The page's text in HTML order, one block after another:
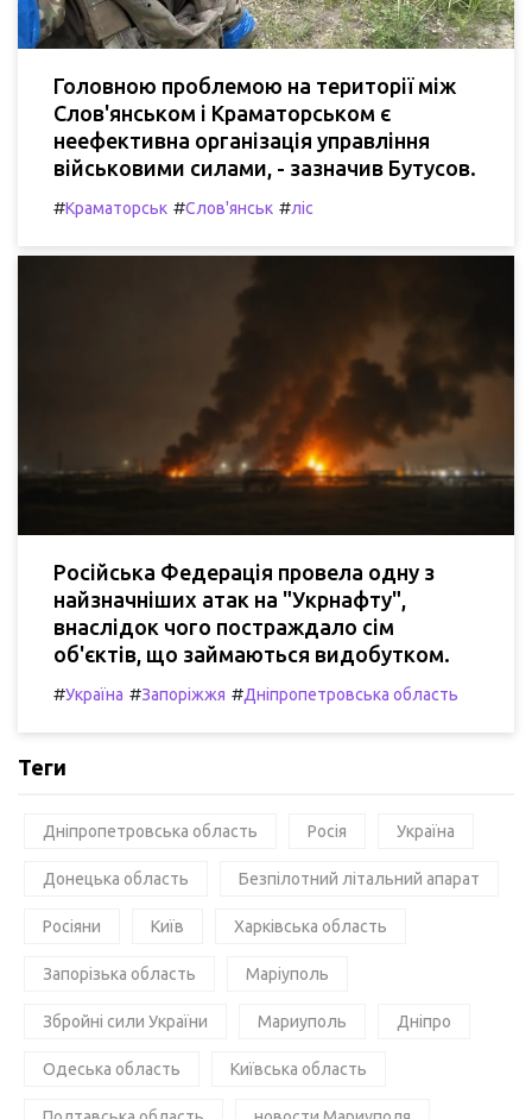
Головною проблемою на території між
Слов'янськом і Краматорськом є
неефективна організація управління
військовими силами, - зазначив Бутусов.
#Краматорськ #Слов'янськ #ліс
Російська Федерація провела одну з
найзначніших атак на "Укрнафту",
внаслідок чого постраждало сім
об'єктів, що займаються видобутком.
#Україна #Запоріжжя #Дніпропетровська область
Теги
Дніпропетровська область Росія Україна
Донецька область Безпілотний літальний апарат
Росіяни Київ Харківська область
Запорізька область Маріуполь
Збройні сили України Мариуполь Дніпро
Одеська область Київська область